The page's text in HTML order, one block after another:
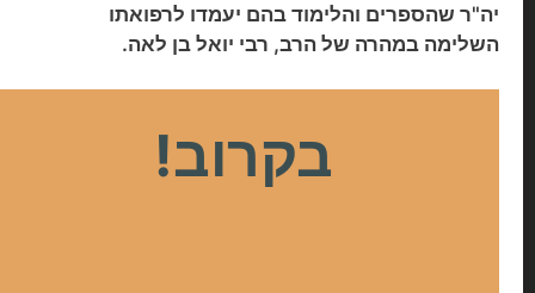
יה"ר שהספרים והלימוד בהם יעמדו לרפואתו
השלימה במהרה של הרב, רבי יואל בן לאה.
בקרוב!